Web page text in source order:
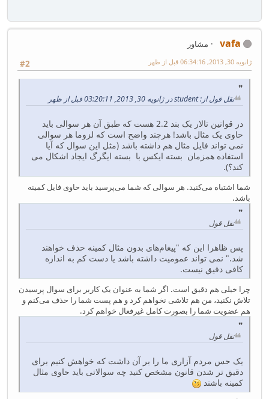
vafa
مشاور
#2
ژانویه 30, 2013, 06:34:16 قبل از ظهر
نقل قول از: student در ژانویه 30, 2013, 03:20:11 قبل از ظهر
در قوانین تالار یک بند 2.2 هست که طبق آن هر سوالی باید
حاوی یک مثال باشد! هرچند واضح است که لزوما هر سوالی
نمی تواند فایل مثال هم داشته باشد (مثل این سوال که آیا
استفاده همزمان بسته ایکس با بسته ایگرگ ایجاد اشکال می
کند؟).
شما اشتباه می‌کنید. هر سوالی که شما می‌پرسید باید حاوی فایل کمینه
باشد.
نقل قول
پس ظاهرا این که "پیغام‌های بدون مثال کمینه حذف خواهند
شد." نمی تواند عمومیت داشته باشد یا دست کم به اندازه
کافی دقیق نیست.
چرا خیلی هم دقیق است. اگر شما به عنوان یک کاربر برای سوال پرسیدن
تلاش نکنید، من هم تلاشی نخواهم کرد و هم پست شما را حذف می‌کنم و
هم عضویت شما را بصورت کامل غیرفعال خواهم کرد.
نقل قول
یک حس مردم آزاری ما را بر آن داشت که خواهش کنیم برای
دقیق تر شدن قانون مشخص کنید چه سوالاتی باید حاوی مثال
کمینه باشند